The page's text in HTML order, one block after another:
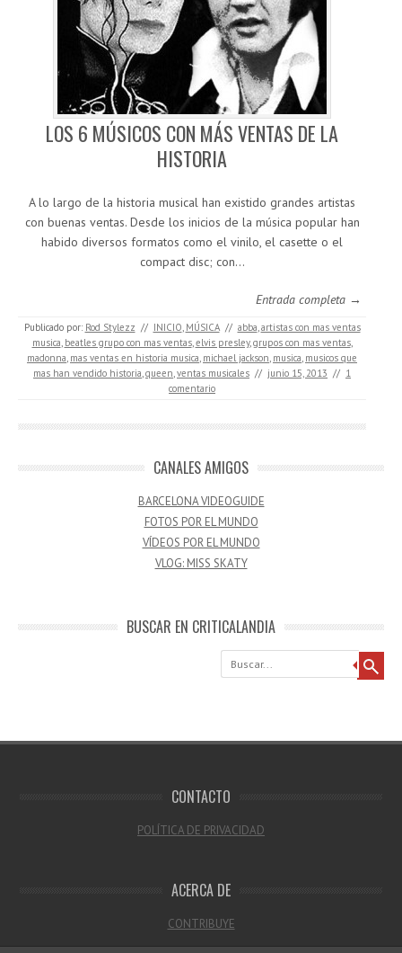
LOS 6 MÚSICOS CON MÁS VENTAS DE LA
HISTORIA
A lo largo de la historia musical han existido grandes artistas
con buenas ventas. Desde los inicios de la música popular han
habido diversos formatos como el vinilo, el casette o el
compact disc; con…
Entrada completa →
Publicado por: Rod Stylezz // INICIO, MÚSICA // abba,artistas con mas ventas
musica, beatles grupo con mas ventas,elvis presley,grupos con mas ventas,
madonna, mas ventas en historia musica, michael jackson, musica, musicos que
mas han vendido historia,queen,ventas musicales // junio 15, 2013 // 1
comentario
CANALES AMIGOS
BARCELONA VIDEOGUIDE
FOTOS POR EL MUNDO
VÍDEOS POR EL MUNDO
VLOG: MISS SKATY
BUSCAR EN CRITICALANDIA
Buscar
CONTACTO
POLÍTICA DE PRIVACIDAD
ACERCA DE
CONTRIBUYE